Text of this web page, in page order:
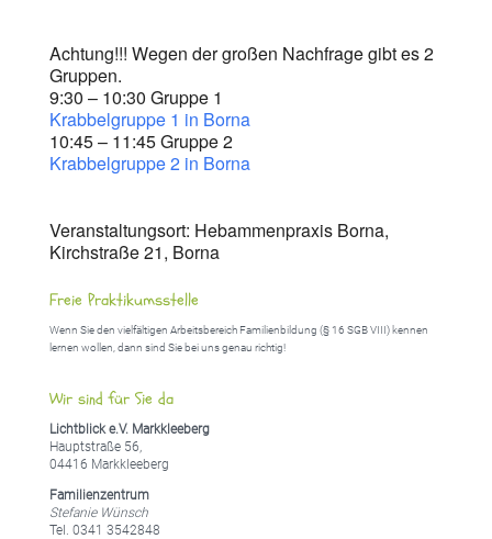
Achtung!!! Wegen der großen Nachfrage gibt es 2
Gruppen.
9:30 – 10:30 Gruppe 1
Krabbelgruppe 1 in Borna
10:45 – 11:45 Gruppe 2
Krabbelgruppe 2 in Borna
Veranstaltungsort: Hebammenpraxis Borna,
Kirchstraße 21, Borna
Freie Praktikumsstelle
Wenn Sie den vielfältigen Arbeitsbereich Familienbildung (§ 16 SGB VIII) kennen
lernen wollen, dann sind Sie bei uns genau richtig!
Wir sind für Sie da
Lichtblick e.V. Markkleeberg
Hauptstraße 56,
04416 Markkleeberg
Familienzentrum
Stefanie Wünsch
Tel. 0341 3542848